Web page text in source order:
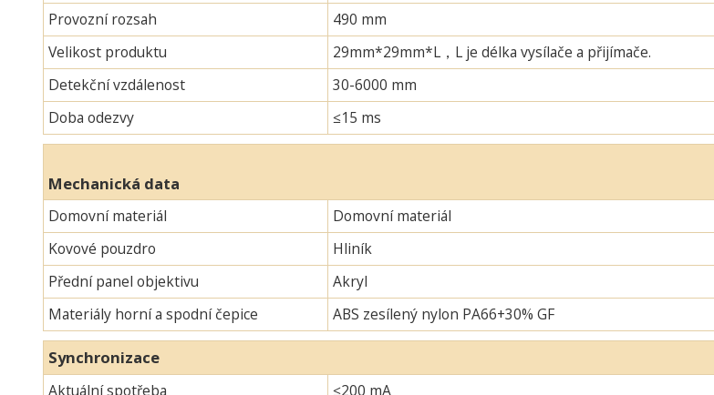
Provozní rozsah
490 mm
Velikost produktu
29mm*29mm*L，L je délka vysílače a přijímače.
Detekční vzdálenost
30-6000 mm
Doba odezvy
≤15 ms
Mechanická data
Domovní materiál
Domovní materiál
Kovové pouzdro
Hliník
Přední panel objektivu
Akryl
Materiály horní a spodní čepice
ABS zesílený nylon PA66+30% GF
Synchronizace
Aktuální spotřeba
≤200 mA